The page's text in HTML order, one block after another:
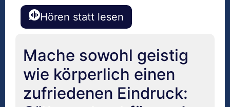
Hören statt lesen
Mache sowohl geistig
wie körperlich einen
zufriedenen Eindruck: